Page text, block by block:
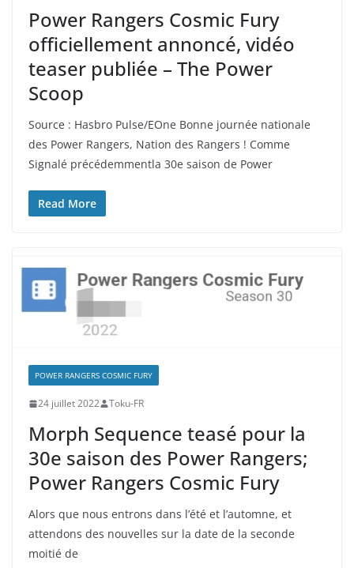
Power Rangers Cosmic Fury
officiellement annoncé, vidéo
teaser publiée – The Power
Scoop
Source : Hasbro Pulse/EOne Bonne journée nationale
des Power Rangers, Nation des Rangers ! Comme
Signalé précédemmentla 30e saison de Power
Read More
POWER RANGERS COSMIC FURY
24 juillet 2022 Toku-FR
Morph Sequence teasé pour la
30e saison des Power Rangers;
Power Rangers Cosmic Fury
Alors que nous entrons dans l’été et l’automne, et
attendons des nouvelles sur la date de la seconde
moitié de